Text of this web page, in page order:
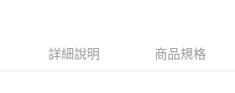
詳細說明 商品規格